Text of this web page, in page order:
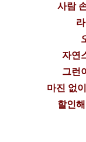
사람
자연
그런
마진 없
할인